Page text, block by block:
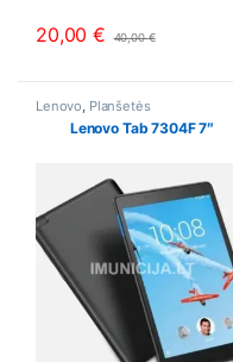
20,00€ 40,00€
Lenovo, Planšetės
Lenovo Tab 7304F 7″